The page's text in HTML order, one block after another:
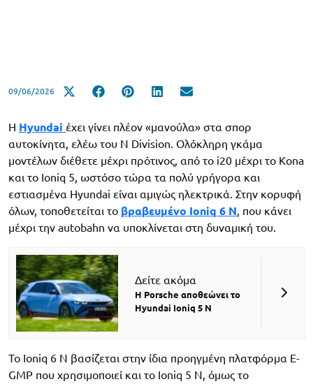
09/06/2026
Η Hyundai έχει γίνει πλέον «μανούλα» στα σπορ
αυτοκίνητα, ελέω του N Division. Ολόκληρη γκάμα
μοντέλων διέθετε μέχρι πρότινος, από το i20 μέχρι το Kona
και το Ioniq 5, ωστόσο τώρα τα πολύ γρήγορα και
εστιασμένα Hyundai είναι αμιγώς ηλεκτρικά. Στην κορυφή
όλων, τοποθετείται το βραβευμένο Ioniq 6 N, που κάνει
μέχρι την autobahn να υποκλίνεται στη δυναμική του.
Δείτε ακόμα
Η Porsche αποθεώνει το
Hyundai Ioniq 5 N
Το Ioniq 6 N βασίζεται στην ίδια προηγμένη πλατφόρμα E-
GMP που χρησιμοποιεί και το Ioniq 5 N, όμως το